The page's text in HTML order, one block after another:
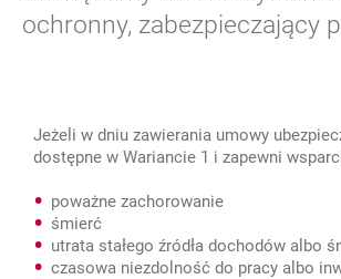
ochronny, zabezpieczający
Jeżeli w dniu zawierania umowy
dostępne w Wariancie 1 i zapewni
poważne zachorowanie
śmierć
utrata stałego źródła dochodów albo
czasowa niezdolność do pracy albo